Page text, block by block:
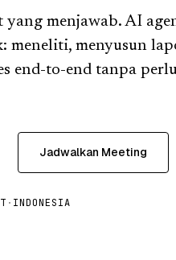
yang menjawab. AI
menyusun
end-to-end tanpa
Jadwalkan Meeting
· INDONESIA